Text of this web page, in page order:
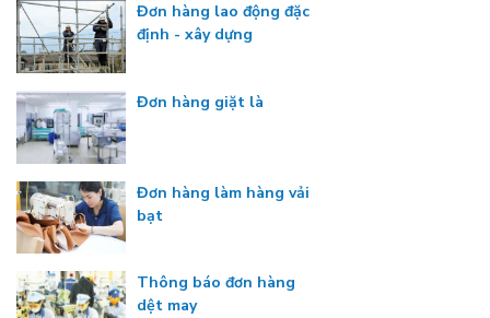
Đơn hàng lao động đặc
định - xây dựng
Đơn hàng giặt là
Đơn hàng làm hàng vải
bạt
Thông báo đơn hàng
dệt may